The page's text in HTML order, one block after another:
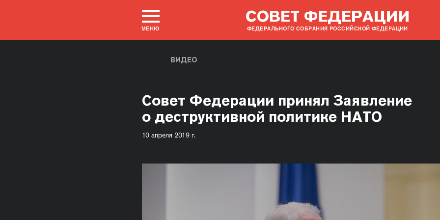
МЕНЮ
СОВЕТ ФЕДЕРАЦИИ
ФЕДЕРАЛЬНОГО СОБРАНИЯ РОССИЙСКОЙ ФЕДЕРАЦИИ
ВИДЕО
Совет Федерации принял Заявление
о деструктивной политике НАТО
10 апреля 2019 г.